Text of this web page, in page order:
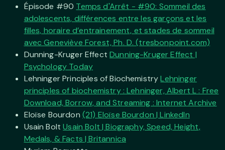
Épisode #90 Temps d'Arrêt - #90: Sommeil des
adolescents, différences entre les garçons et les
filles, horaire d’entrainement, et stades de sommeil
avec Geneviève Forest, Ph. D. (tresbonpoint.com)
Dunning-Kruger EffectDunning-Kruger Effect |
Psychology Today
Lehninger Principles of BiochemistryLehninger
principles of biochemistry : Lehninger, Albert L : Free
Download, Borrow, and Streaming : Internet Archive
Eloïse Bourdon (21) Eloïse Bourdon | LinkedIn
Usain BoltUsain Bolt | Biography, Speed, Height,
Medals, & Facts | Britannica